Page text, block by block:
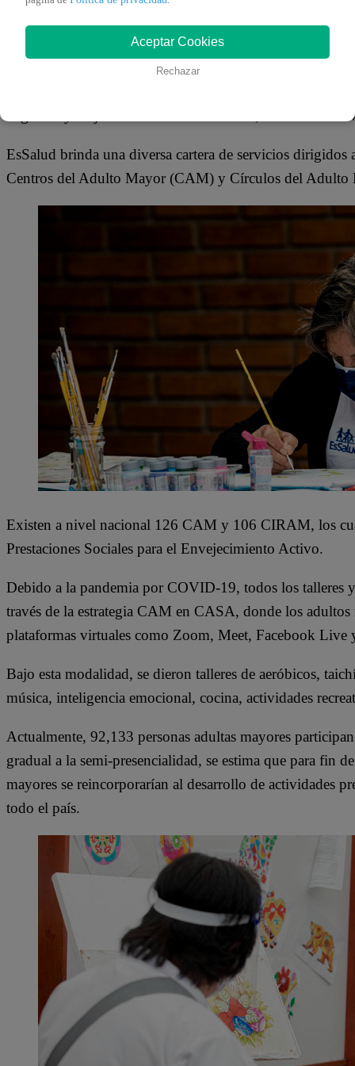
Señaló que a través del catálogo virtual se permitirá,
integrantes de los CAM a nivel nacional.
negocios y mejoraren su calidad de vida”, indicó Rodas
EsSalud brinda una diversa cartera de servicios dirigidos
Centros del Adulto Mayor (CAM) y Círculos del
Existen a nivel nacional 126 CAM y 106 CIRAM, los
Prestaciones Sociales para el Envejecimiento Activo.
Debido a la pandemia por COVID-19, todos los talleres
través de la estrategia CAM en CASA, donde los adultos
plataformas virtuales como Zoom, Meet, Facebook Live
Bajo esta modalidad, se dieron talleres de aeróbicos,
música, inteligencia emocional, cocina, actividades
Actualmente, 92,133 personas adultas mayores
gradual a la semi-presencialidad, se estima que para fin
mayores se reincorporarían al desarrollo de actividades
todo el país.
Aceptar Cookies
Rechazar